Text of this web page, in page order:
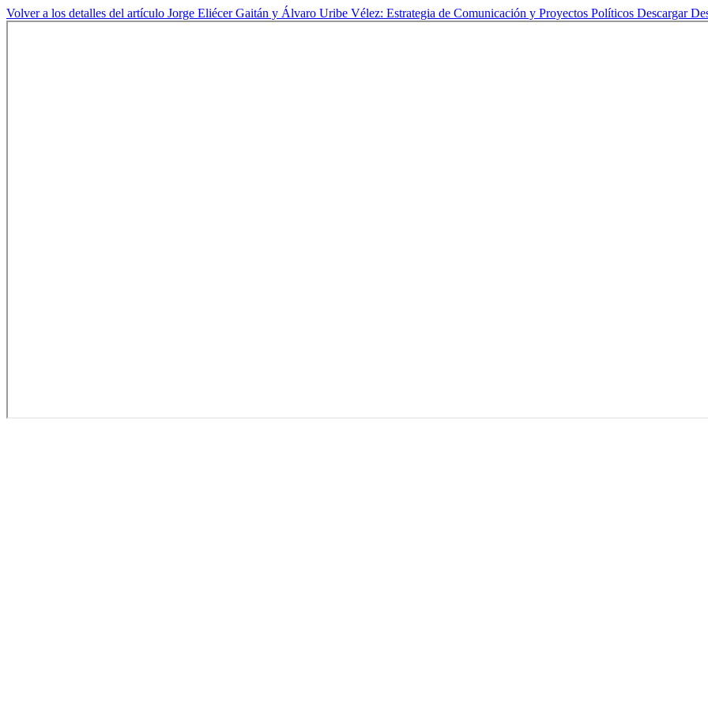
Volver a los detalles del artículo Jorge Eliécer Gaitán y Álvaro Uribe Vélez: Estrategia de Comunicación y Proyectos Políticos Descargar